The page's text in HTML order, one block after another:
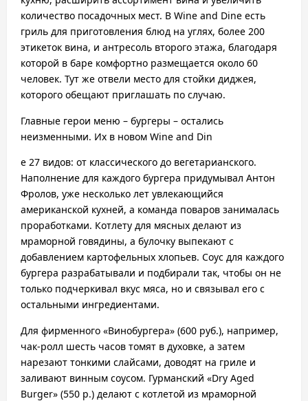
количество посадочных мест. В Wine and Dine есть
гриль для приготовления блюд на углях, более 200
этикеток вина, и антресоль второго этажа, благодаря
которой в баре комфортно размещается около 60
человек. Тут же отвели место для стойки диджея,
которого обещают приглашать по случаю.
Главные герои меню – бургеры – остались
неизменными. Их в новом Wine and Din
e 27 видов: от классического до вегетарианского.
Наполнение для каждого бургера придумывал Антон
Фролов, уже несколько лет увлекающийся
американской кухней, а команда поваров занималась
проработками. Котлету для мясных делают из
мраморной говядины, а булочку выпекают с
добавлением картофельных хлопьев. Соус для каждого
бургера разрабатывали и подбирали так, чтобы он не
только подчеркивал вкус мяса, но и связывал его с
остальными ингредиентами.
Для фирменного «Винобургера» (600 руб.), например,
чак-ролл шесть часов томят в духовке, а затем
нарезают тонкими слайсами, доводят на гриле и
заливают винным соусом. Гурманский «Dry Aged
Burger» (550 р.) делают с котлетой из мраморной